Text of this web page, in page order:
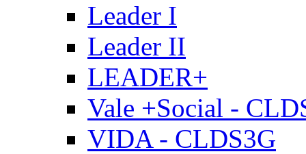
Leader I
Leader II
LEADER+
Vale +Social -
VIDA - CLDS3G